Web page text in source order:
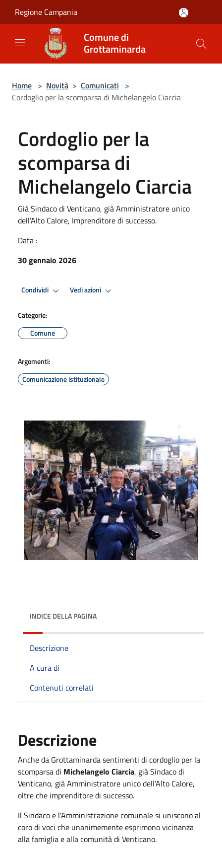
Regione Campania
Comune di
Grottaminarda
Home > Novità > Comunicati >
Cordoglio per la scomparsa di Michelangelo Ciarcia
Cordoglio per la
scomparsa di
Michelangelo Ciarcia
Già Sindaco di Venticano, già Amministratore unico
dell’Alto Calore, Imprenditore di successo.
Data :
30 gennaio 2026
Condividi Vedi azioni
Categorie:
Comune
Argomenti:
Comunicazione istituzionale
INDICE DELLA PAGINA
Descrizione
A cura di
Contenuti correlati
Descrizione
Anche da Grottaminarda sentimenti di cordoglio per la
scomparsa di Michelangelo Ciarcia, già Sindaco di
Venticano, già Amministratore unico dell’Alto Calore,
oltre che imprenditore di successo.
Il Sindaco e l'Amministrazione comunale si uniscono al
coro di voci che unanimemente esprimono vicinanza
alla famiglia e alla comunità di Venticano.